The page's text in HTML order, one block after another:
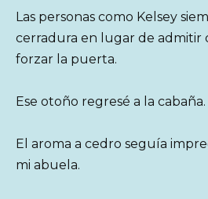
Las personas como Kelsey
cerradura en lugar de admitir
forzar la puerta.
Ese otoño regresé a la cabaña.
El aroma a cedro seguía
mi abuela.